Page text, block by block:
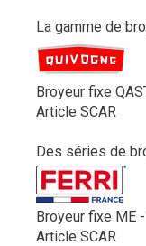
La gamme de
Broyeur fixe
Article SCAR
Des séries de
Broyeur fixe ME
Article SCAR